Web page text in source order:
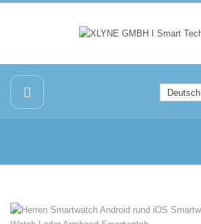
Deutsch